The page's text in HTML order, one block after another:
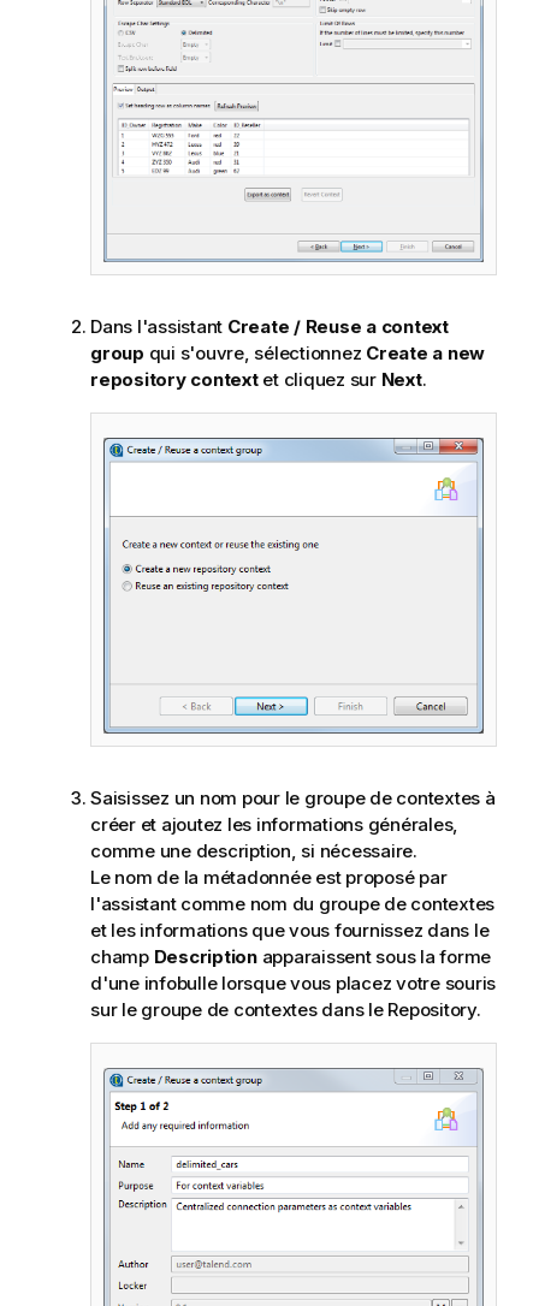
Dans l'assistant Create / Reuse a context
group qui s'ouvre, sélectionnez Create a new
repository contextet cliquez sur Next.
Saisissez un nom pour le groupe de contextes à
créer et ajoutez les informations générales,
comme une description, si nécessaire.
Le nom de la métadonnée est proposé par
l'assistant comme nom du groupe de contextes
et les informations que vous fournissez dans le
champ Descriptionapparaissent sous la forme
d'une infobulle lorsque vous placez votre souris
sur le groupe de contextes dans le Repository.